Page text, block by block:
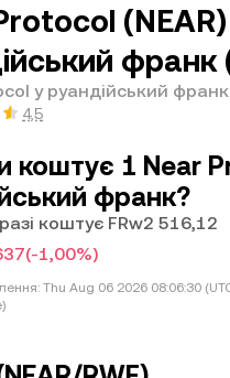
франк
у руандійський франк
4,5
коштує 1 Near
франк?
коштує FRw2 516,12
(-1,00%)
Thu Aug 06 2026 08:06:30